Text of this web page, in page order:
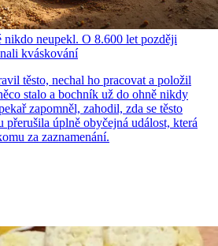
nikdo neupekl. O 8.600 let později
kváskování
těsto, nechal ho pracovat a položil
stalo a bochník už do ohně nikdy
zapomněl, zahodil, zda se těsto
úplně obyčejná událost, která
za zaznamenání.